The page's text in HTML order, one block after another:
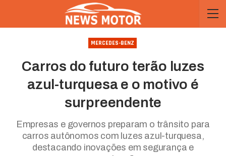
MERCEDES-BENZ
Carros do futuro terão luzes
azul-turquesa e o motivo é
surpreendente
Empresas e governos preparam o trânsito para
carros autônomos com luzes azul-turquesa,
destacando inovações em segurança e